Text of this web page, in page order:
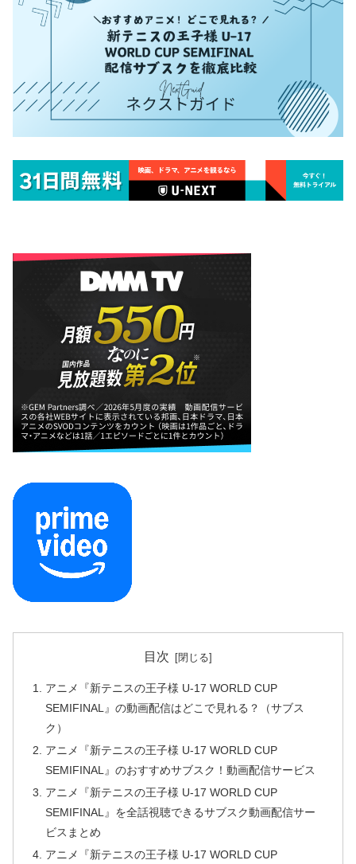
目次
アニメ『新テニスの王子様 U-17 WORLD CUP
SEMIFINAL』の動画配信はどこで見れる？（サブス
ク）
アニメ『新テニスの王子様 U-17 WORLD CUP
SEMIFINAL』のおすすめサブスク！動画配信サービス
アニメ『新テニスの王子様 U-17 WORLD CUP
SEMIFINAL』を全話視聴できるサブスク動画配信サー
ビスまとめ
アニメ『新テニスの王子様 U-17 WORLD CUP